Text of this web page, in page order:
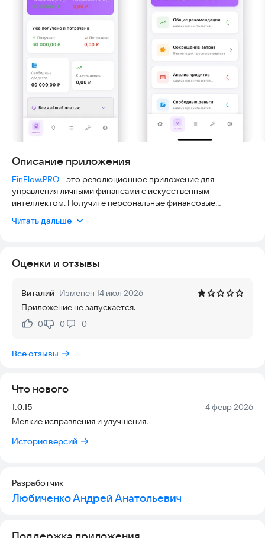
Описание приложения
FinFlow.PRO- это революционное приложение для
управления личными финансами с искусственным
интеллектом. Получите персональные финансовые
советы от ИИ-консультанта прямо в вашем кармане!
Читать дальше
Оценки и отзывы
Виталий Изменён 14 июл 2026
Приложение не запускается.
Нравится:
0Не нравится:
0 0
Все отзывы
Что нового
Версия:
1.0.15 Дата:
4 февр 2026
Мелкие исправления и улучшения.
История версий
Разработчик
Любиченко Андрей Анатольевич